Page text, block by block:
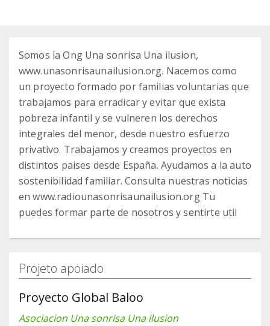
Somos la Ong Una sonrisa Una ilusion,
www.unasonrisaunailusion.org. Nacemos como
un proyecto formado por familias voluntarias que
trabajamos para erradicar y evitar que exista
pobreza infantil y se vulneren los derechos
integrales del menor, desde nuestro esfuerzo
privativo. Trabajamos y creamos proyectos en
distintos paises desde España. Ayudamos a la auto
sostenibilidad familiar. Consulta nuestras noticias
en www.radiounasonrisaunailusion.org Tu
puedes formar parte de nosotros y sentirte util
Projeto apoiado
Proyecto Global Baloo
Asociacion Una sonrisa Una ilusion